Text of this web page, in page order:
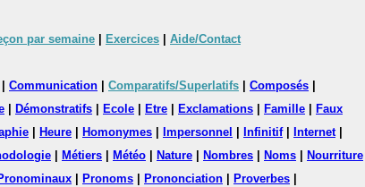
par semaine Exercices Aide/Contact
Communication Comparatifs/Superlatifs Composés
Démonstratifs Ecole Etre Exclamations Famille
Faux
Heure Homonymes Impersonnel Infinitif| Internet|
Métiers Météo Nature Nombres Noms
Nourriture
Pronoms Prononciation Proverbes